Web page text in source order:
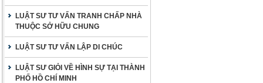
LUẬT SƯ TƯ VẤN TRANH CHẤP NHÀ
THUỘC SỞ HỮU CHUNG
LUẬT SƯ TƯ VẤN LẬP DI CHÚC
LUẬT SƯ GIỎI VỀ HÌNH SỰ TẠI THÀNH
PHỐ HỒ CHÍ MINH